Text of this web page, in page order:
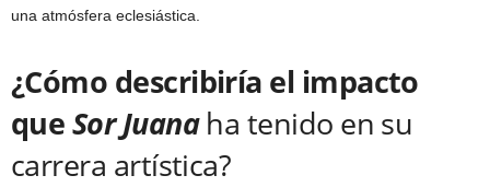
una atmósfera eclesiástica.
¿Cómo describiría el impacto
queSor Juanaha tenido en su
carrera artística?